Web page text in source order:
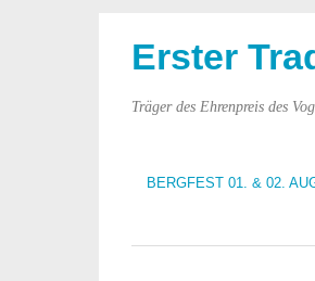
BERGFEST 01. & 02.
Erster
Träger des Ehrenpreis des